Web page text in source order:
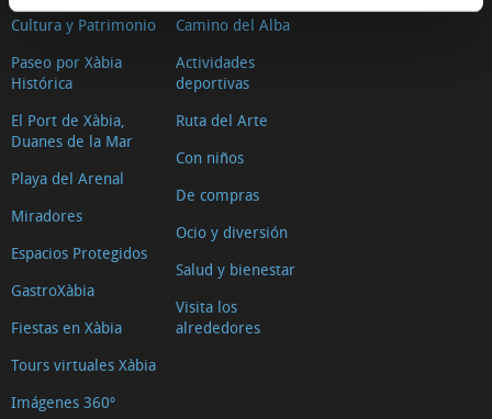
Cultura y Patrimonio
Paseo por Xàbia
Histórica
El Port de Xàbia,
Duanes de la Mar
Playa del Arenal
Miradores
Espacios Protegidos
GastroXàbia
Fiestas en Xàbia
Tours virtuales Xàbia
Imágenes 360º
Camino del Alba
Actividades
deportivas
Ruta del Arte
Con niños
De compras
Ocio y diversión
Salud y bienestar
Visita los
alrededores